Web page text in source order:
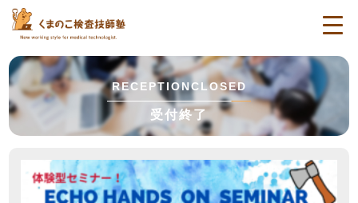
RECEPTIONCLOSED
受付終了